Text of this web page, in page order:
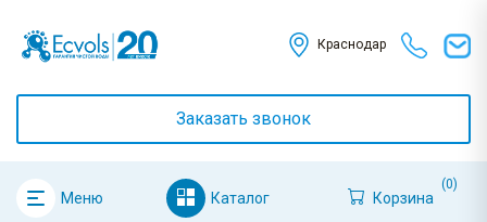
Краснодар
Заказать звонок
Меню Каталог Корзина
(0)